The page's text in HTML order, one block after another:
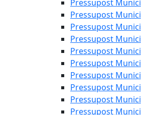
Pressupost
Pressupost
Pressupost
Pressupost
Pressupost
Pressupost
Pressupost
Pressupost
Pressupost
Pressupost